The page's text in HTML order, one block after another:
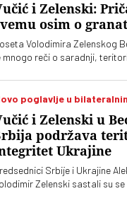
i Zelenski:
osim o
Volodimira Zelenskog
mnogo reči o saradnji,
gotovo netaknuta –
posrednika stiže u
je jasno da obojica znaju o
poglavlje u
i Zelenski u
podržava
Ukrajine
Srbije i Ukrajine
Zelenski sastali su se